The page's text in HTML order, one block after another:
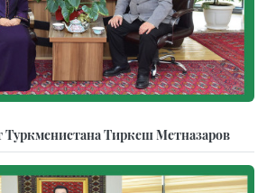
Туркменистана Тиркеш Мeтназаров